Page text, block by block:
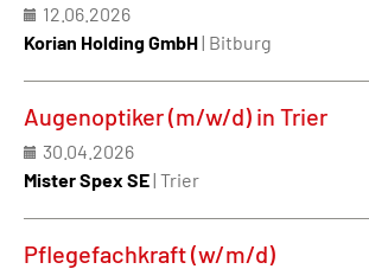
12.06.2026
Korian Holding GmbH| Bitburg
Augenoptiker (m/w/d) in Trier
30.04.2026
Mister Spex SE| Trier
Pflegefachkraft (w/m/d)